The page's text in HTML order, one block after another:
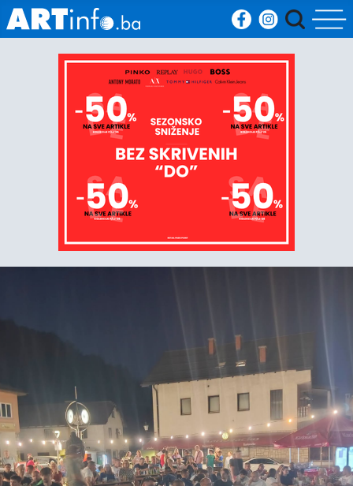
Početna
Vijesti
Kultura
Crna
kronika